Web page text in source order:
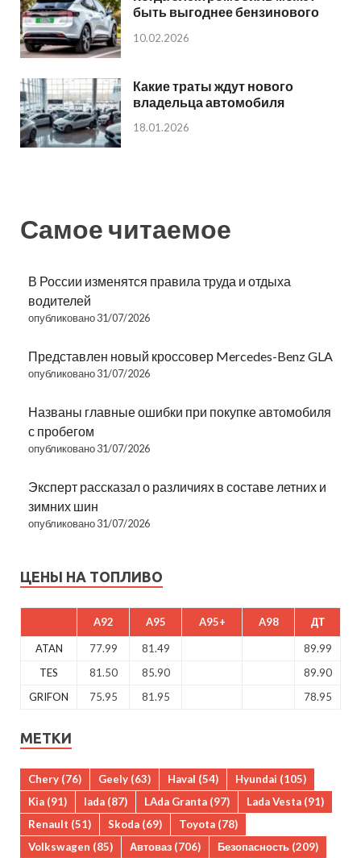
быть выгоднее бензинового
10.02.2026
Какие траты ждут нового
владельца автомобиля
18.01.2026
Самое читаемое
В России изменятся правила труда и отдыха
водителей
опубликовано 31/07/2026
Представлен новый кроссовер Mercedes-Benz GLA
опубликовано 31/07/2026
Названы главные ошибки при покупке автомобиля
с пробегом
опубликовано 31/07/2026
Эксперт рассказал о различиях в составе летних и
зимних шин
опубликовано 31/07/2026
ЦЕНЫ НА ТОПЛИВО
A92 A95 A95+ A98 ДТ
ATAN 77.99 81.49
89.99
TES
81.50 85.90
89.90
GRIFON
75.95 81.95 78.95
МЕТКИ
Chery (76) Geely (63) Haval (54) Hyundai (105)
Kia (91) lada (87) LAda Granta (97) Lada Vesta (91)
Renault (51) Skoda (69) Toyota (78)
Volkswagen (85) Автоваз (706) Безопасность (209)